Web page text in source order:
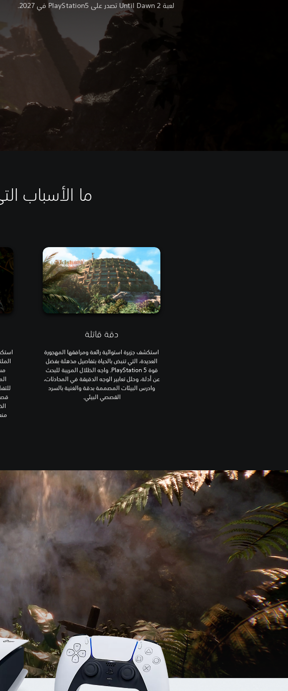
لعبة Until Dawn 2 تصدر على PlayStation5 في 2027.
دقة قاتلة
استكشف جزيرة استوائية رائعة ومرافقها المهجورة
العديدة، التي تنبض بالحياة بتفاصيل مذهلة بفضل
قوة PlayStation 5. واجه الظلال المريبة للبحث
عن أدلة، وحلل تعابير الوجه الدقيقة في المحادثات،
وادرس البيئات المصممة بدقة والغنية بالسرد
القصصي البيئي.